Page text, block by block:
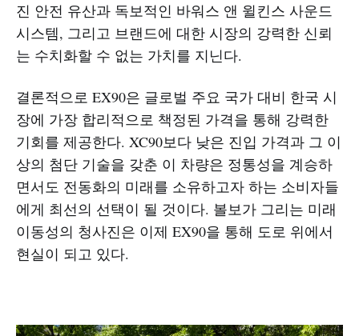
진 안전 유산과 독보적인 바워스 앤 윌킨스 사운드
시스템, 그리고 브랜드에 대한 시장의 강력한 신뢰
는 수치화할 수 없는 가치를 지닌다.
결론적으로 EX90은 글로벌 주요 국가 대비 한국 시
장에 가장 합리적으로 책정된 가격을 통해 강력한
기회를 제공한다. XC90보다 낮은 진입 가격과 그 이
상의 첨단 기술을 갖춘 이 차량은 정통성을 계승하
면서도 전동화의 미래를 소유하고자 하는 소비자들
에게 최선의 선택이 될 것이다. 볼보가 그리는 미래
이동성의 청사진은 이제 EX90을 통해 도로 위에서
현실이 되고 있다.